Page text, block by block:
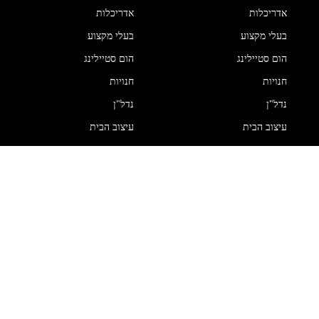
אדריכלות
בעלי מקצוע
הום סטיילינג
חנויות
נדל"ן
עיצוב הבית
שיפוצים
אדריכלות
בעלי מקצוע
הום סטיילינג
חנויות
נדל"ן
עיצוב הבית
שיפוצים